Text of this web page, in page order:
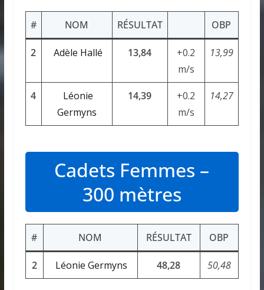
# NOM RÉSULTAT OBP
2 Adèle Hallé 13,84
+0.2
m/s
13,99
4
Léonie
Germyns
14,39
+0.2
m/s
14,27
Cadets Femmes –
300 mètres
# NOM RÉSULTAT OBP
2 Léonie Germyns 48,28 50,48